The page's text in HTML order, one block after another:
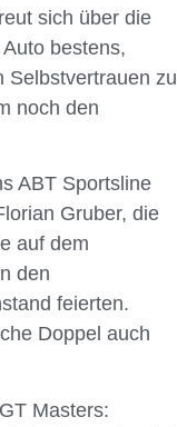
sich über die
bestens,
Selbstvertrauen zu
noch den
ABT Sportsline
Gruber, die
auf dem
den
feierten.
Doppel auch
Masters: